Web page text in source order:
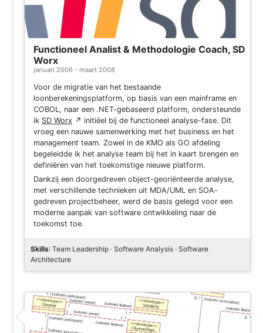
Functioneel Analist & Methodologie Coach, SD
Worx
januari 2006 - maart 2008
Voor de migratie van het bestaande
loonberekeningsplatform, op basis van een mainframe en
COBOL, naar een .NET-gebaseerd platform, ondersteunde
ik SD Worx ↗ initiëel bij de functioneel analyse-fase. Dit
vroeg een nauwe samenwerking met het business en het
management team. Zowel in de KMO als GO afdeling
begeleidde ik het analyse team bij het in kaart brengen en
definiëren van het toekomstige nieuwe platform.
Dankzij een doorgedreven object-georiënteerde analyse,
met verschillende technieken uit MDA/UML en SOA-
gedreven projectbeheer, werd de basis gelegd voor een
moderne aanpak van software ontwikkeling naar de
toekomst toe.
Skills: Team Leadership · Software Analysis · Software
Architecture